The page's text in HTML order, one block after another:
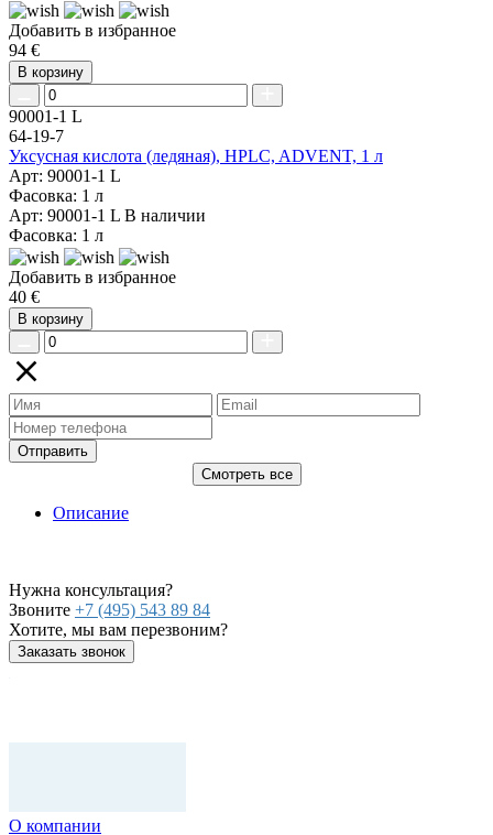
Добавить в избранное
94 €
В корзину
90001-1 L
64-19-7
Уксусная кислота (ледяная), HPLC, ADVENT, 1 л
Арт: 90001-1 L
Фасовка: 1 л
Арт: 90001-1 L В наличии
Фасовка: 1 л
Добавить в избранное
40 €
В корзину
Отправить
Смотреть все
Описание
Нужна консультация?
Звоните +7 (495) 543 89 84
Хотите, мы вам перезвоним?
Заказать звонок
О компании